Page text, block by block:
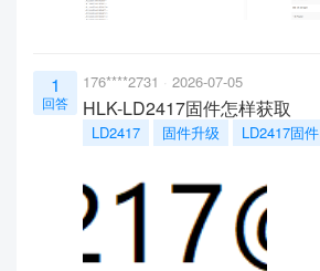
1
回答
176****2731 2026-07-05
HLK-LD2417固件怎样获取
LD2417 固件升级 LD2417固件